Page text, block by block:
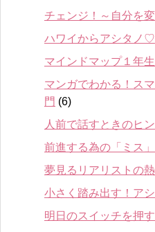
チェンジ！～自分を
ハワイからアシタノ♡
マインドマップ１年
マンガでわかる！ス
門 (6)
人前で話すときのヒン
前進する為の「ミス」
夢見るリアリストの
小さく踏み出す！ア
明日のスイッチを押